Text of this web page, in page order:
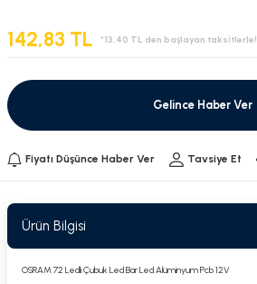
142,83 TL *13,40 TL den başlayan taksitlerle!
Gelince Haber Ver
Fiyatı Düşünce Haber Ver Tavsiye Et
Ürün Bilgisi
OSRAM 72 Ledli Çubuk Led Bar Led Alüminyum Pcb 12V